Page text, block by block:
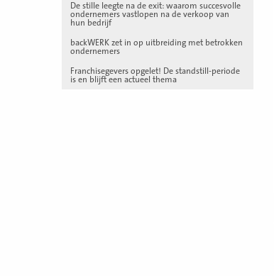
De stille leegte na de exit: waarom succesvolle
ondernemers vastlopen na de verkoop van
hun bedrijf
backWERK zet in op uitbreiding met betrokken
ondernemers
Franchisegevers opgelet! De standstill-periode
is en blijft een actueel thema